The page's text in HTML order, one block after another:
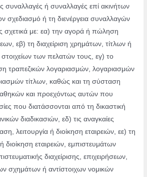
συναλλαγές ή συναλλαγές επί ακινήτων
σχεδιασμό ή τη διενέργεια συναλλαγών
σχετικά με: εα) την αγορά ή πώληση
εβ) τη διαχείριση χρημάτων, τίτλων ή
των πελατών τους, εγ) το
τραπεζικών λογαριασμών, λογαριασμών
τίτλων, καθώς και τη σύσταση
και προεχόντως αυτών που
που διατάσσονται από τη δικαστική
διαδικασιών, εδ) τις αναγκαίες
λειτουργία ή διοίκηση εταιρειών, εε) τη
διοίκηση εταιρειών, εμπιστευμάτων
διαχείρισης, επιχειρήσεων,
σχημάτων ή αντίστοιχων νομικών